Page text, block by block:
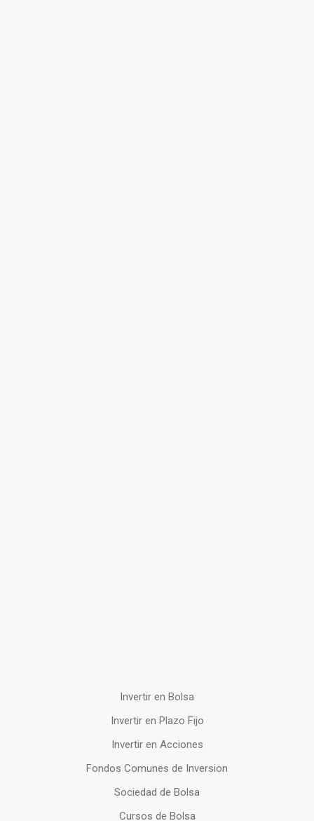
Invertir en Bolsa
Invertir en Plazo Fijo
Invertir en Acciones
Fondos Comunes de Inversion
Sociedad de Bolsa
Cursos de Bolsa